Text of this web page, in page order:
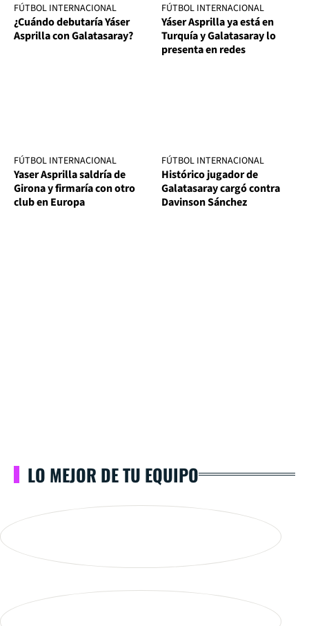
FÚTBOL INTERNACIONAL
¿Cuándo debutaría Yáser
Asprilla con Galatasaray?
FÚTBOL INTERNACIONAL
Yáser Asprilla ya está en
Turquía y Galatasaray lo
presenta en redes
FÚTBOL INTERNACIONAL
Yaser Asprilla saldría de
Girona y firmaría con otro
club en Europa
FÚTBOL INTERNACIONAL
Histórico jugador de
Galatasaray cargó contra
Davinson Sánchez
LO MEJOR DE TU EQUIPO